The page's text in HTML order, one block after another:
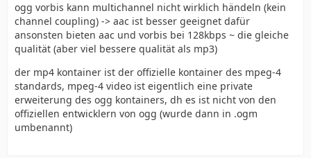
ogg vorbis kann multichannel nicht wirklich händeln (kein
channel coupling) -> aac ist besser geeignet dafür
ansonsten bieten aac und vorbis bei 128kbps ~ die gleiche
qualität (aber viel bessere qualität als mp3)
der mp4 kontainer ist der offizielle kontainer des mpeg-4
standards, mpeg-4 video ist eigentlich eine private
erweiterung des ogg kontainers, dh es ist nicht von den
offiziellen entwicklern von ogg (wurde dann in .ogm
umbenannt)